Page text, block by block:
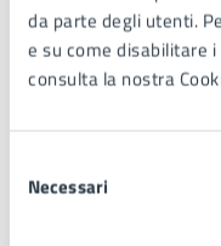
da parte degli utenti.
e su come disabilitare
consulta la nostra
delNecessari
Galleria